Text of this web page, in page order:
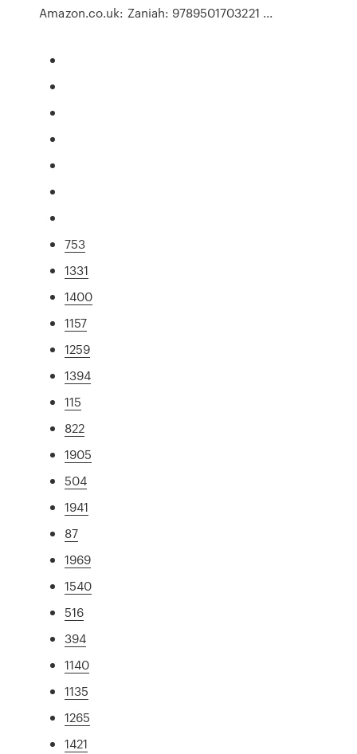
Amazon.co.uk: Zaniah: 9789501703221 ...
753
1331
1400
1157
1259
1394
115
822
1905
504
1941
87
1969
1540
516
394
1140
1135
1265
1421